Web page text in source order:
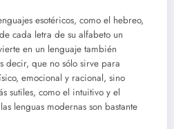
esotéricos, como el hebreo,
cada letra de su alfabeto un
en un lenguaje también
decir, que no sólo sirve para
emocional y racional, sino
sutiles, como el intuitivo y el
lenguas modernas son bastante